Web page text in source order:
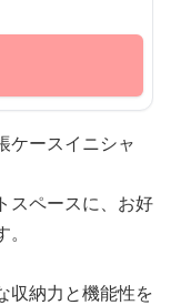
ケースイニシャ
スペースに、お好
収納力と機能性を